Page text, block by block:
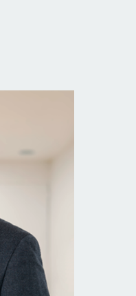
boligen selv. Den
afslapning året rundt.
hvor tryghed og
Køge og motorvej har
der ønsker det bedste
særligt.